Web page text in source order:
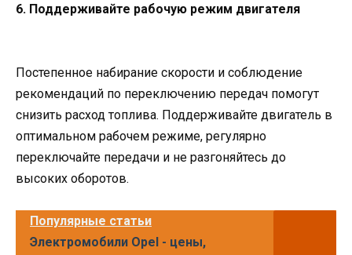
6. Поддерживайте рабочую режим двигателя
Постепенное набирание скорости и соблюдение
рекомендаций по переключению передач помогут
снизить расход топлива. Поддерживайте двигатель в
оптимальном рабочем режиме, регулярно
переключайте передачи и не разгоняйтесь до
высоких оборотов.
Популярные статьи
Электромобили Opel - цены,